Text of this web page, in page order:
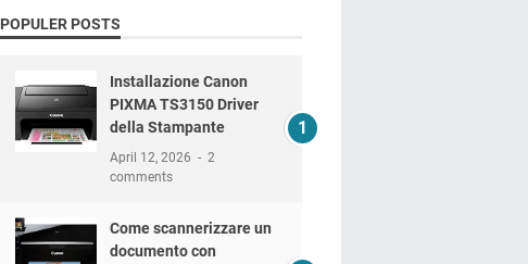
POPULER POSTS
Installazione Canon
PIXMA TS3150 Driver
della Stampante
April 12, 2026
2
comments
Come scannerizzare un
documento con